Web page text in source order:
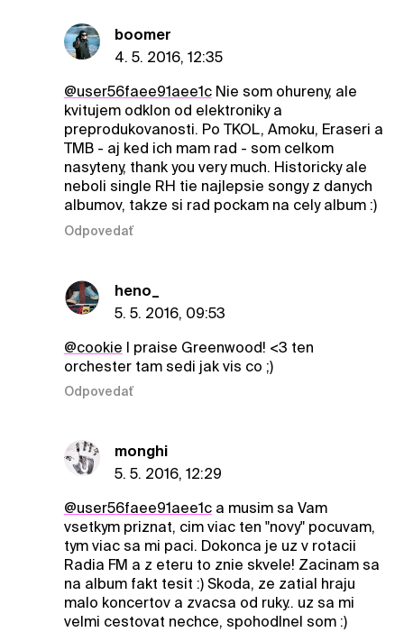
boomer
4. 5. 2016, 12:35
@user56faee91aee1cNie som ohureny, ale
kvitujem odklon od elektroniky a
preprodukovanosti. Po TKOL, Amoku, Eraseri a
TMB - aj ked ich mam rad - som celkom
nasyteny, thank you very much. Historicky ale
neboli single RH tie najlepsie songy z danych
albumov, takze si rad pockam na cely album :)
Odpovedať
heno_
5. 5. 2016, 09:53
@cookie I praise Greenwood! <3 ten
orchester tam sedi jak vis co ;)
Odpovedať
monghi
5. 5. 2016, 12:29
@user56faee91aee1ca musim sa Vam
vsetkym priznat, cim viac ten "novy" pocuvam,
tym viac sa mi paci. Dokonca je uz v rotacii
Radia FM a z eteru to znie skvele! Zacinam sa
na album fakt tesit :) Skoda, ze zatial hraju
malo koncertov a zvacsa od ruky.. uz sa mi
velmi cestovat nechce, spohodlnel som :)